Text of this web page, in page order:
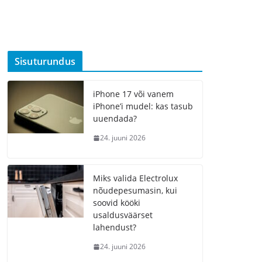
Sisuturundus
iPhone 17 või vanem
iPhone’i mudel: kas tasub
uuendada?
24. juuni 2026
Miks valida Electrolux
nõudepesumasin, kui
soovid kööki
usaldusväärset
lahendust?
24. juuni 2026